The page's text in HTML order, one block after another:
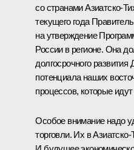
со странами Азиатско-
текущего года
на утверждение
России в регионе. Она
долгосрочного
потенциала наших
процессов, которые
Особое внимание надо
торговли. Их в